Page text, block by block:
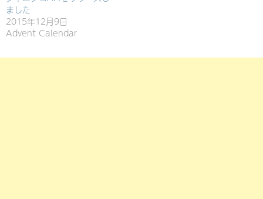
ました
2015年12月9日
Advent Calendar